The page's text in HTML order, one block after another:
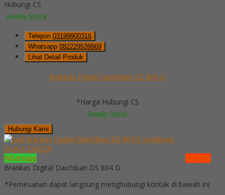
Hubungi CS
Ready Stock
Telepon 03199900316
Whatsapp 082229539969
Lihat Detail Produk
Brankas Digital Daichiban DS 805 D
*Harga Hubungi CS
Ready Stock
Hubungi Kami
QUICK ORDER
Whatsapp
via SMS
Brankas Digital Daichiban DS 804 D
*Pemesanan dapat langsung menghubungi kontak di bawah ini: